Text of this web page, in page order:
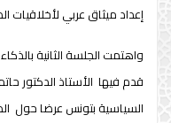
إعداد ميثاق عربي لأخلاقيات
واهتمت الجلسة الثانية
قدم فيها الأستاذ الدكتور
السياسية بتونس عرضا حول